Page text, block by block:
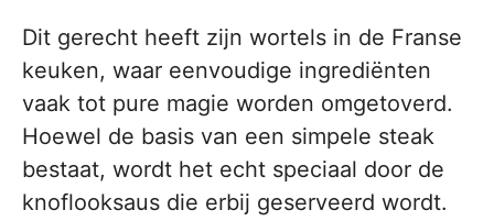
Dit gerecht heeft zijn wortels in de Franse
keuken, waar eenvoudige ingrediënten
vaak tot pure magie worden omgetoverd.
Hoewel de basis van een simpele steak
bestaat, wordt het echt speciaal door de
knoflooksaus die erbij geserveerd wordt.